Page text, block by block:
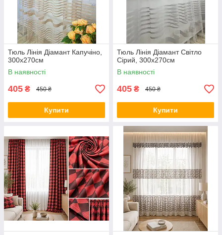
Тюль Лінія Діамант Капучіно,
300х270см
В наявності
405 ₴ 450 ₴
Купити
Тюль Лінія Діамант Світло
Сірий, 300х270см
В наявності
405 ₴ 450 ₴
Купити